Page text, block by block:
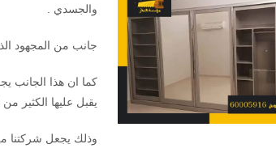
والجسدي .
جانب من المجهود
كما ان هذا الجانب
يقبل عليها الكثير من
وذلك يجعل شركتنا